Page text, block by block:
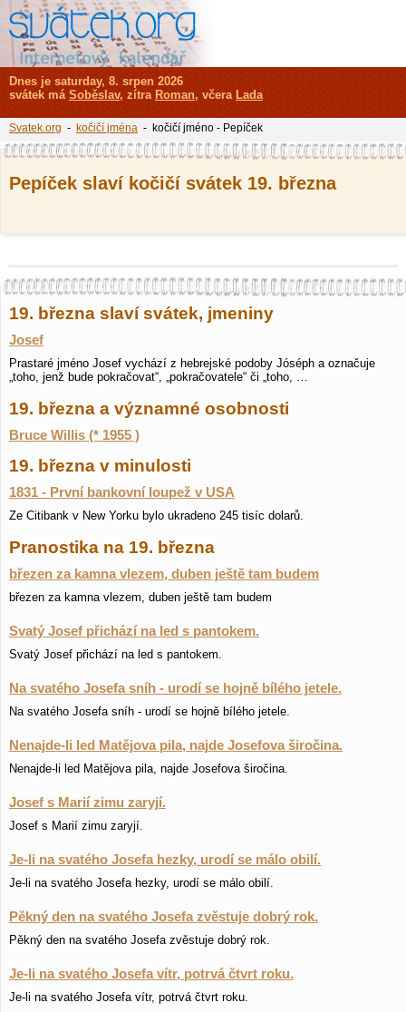
Pepíček slaví kočičí svátek 19. března
19. března slaví svátek, jmeniny
Josef
Prastaré jméno Josef vychází z hebrejské podoby Jóséph a označuje
„toho, jenž bude pokračovat“, „pokračovatele“ či „toho, …
19. března a významné osobnosti
Bruce Willis (* 1955 )
19. března v minulosti
1831 - První bankovní loupež v USA
Ze Citibank v New Yorku bylo ukradeno 245 tisíc dolarů.
Pranostika na 19. března
březen za kamna vlezem, duben ještě tam budem
březen za kamna vlezem, duben ještě tam budem
Svatý Josef přichází na led s pantokem.
Svatý Josef přichází na led s pantokem.
Na svatého Josefa sníh - urodí se hojně bílého jetele.
Na svatého Josefa sníh - urodí se hojně bílého jetele.
Nenajde-li led Matějova pila, najde Josefova širočina.
Nenajde-li led Matějova pila, najde Josefova širočina.
Josef s Marií zimu zaryjí.
Josef s Marií zimu zaryjí.
Je-li na svatého Josefa hezky, urodí se málo obilí.
Je-li na svatého Josefa hezky, urodí se málo obilí.
Pěkný den na svatého Josefa zvěstuje dobrý rok.
Pěkný den na svatého Josefa zvěstuje dobrý rok.
Je-li na svatého Josefa vítr, potrvá čtvrt roku.
Je-li na svatého Josefa vítr, potrvá čtvrt roku.
Dnes je saturday, 8. srpen 2026
svátek má Soběslav, zítra Roman, včera Lada
Svatek.org - kočičí jména - kočičí jméno - Pepíček